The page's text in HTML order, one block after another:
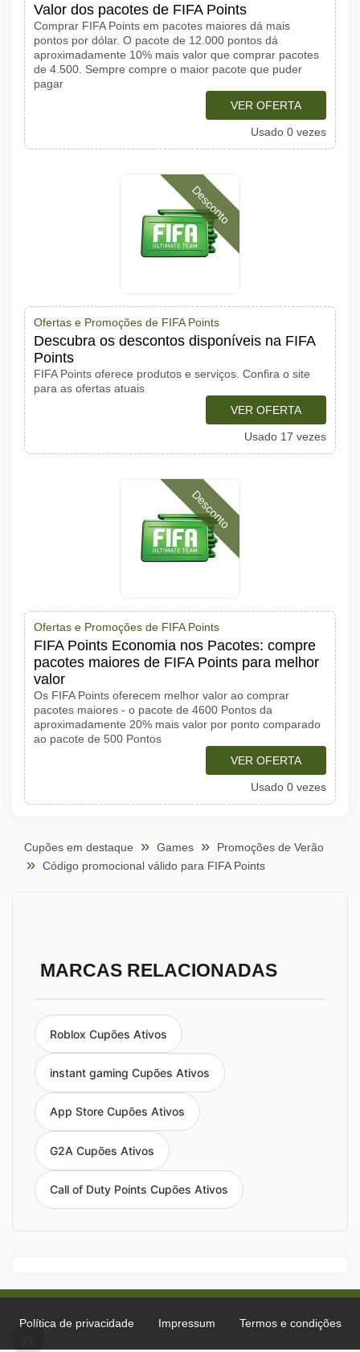
Valor dos pacotes de FIFA Points
Comprar FIFA Points em pacotes maiores dá mais
pontos por dólar. O pacote de 12.000 pontos dá
aproximadamente 10% mais valor que comprar pacotes
de 4.500. Sempre compre o maior pacote que puder
pagar
VER OFERTA
Usado 0 vezes
Desconto
Ofertas e Promoções de FIFA Points
Descubra os descontos disponíveis na FIFA
Points
FIFA Points oferece produtos e serviços. Confira o site
para as ofertas atuais
VER OFERTA
Usado 17 vezes
Desconto
Ofertas e Promoções de FIFA Points
FIFA Points Economia nos Pacotes: compre
pacotes maiores de FIFA Points para melhor
valor
Os FIFA Points oferecem melhor valor ao comprar
pacotes maiores - o pacote de 4600 Pontos da
aproximadamente 20% mais valor por ponto comparado
ao pacote de 500 Pontos
VER OFERTA
Usado 0 vezes
Cupões em destaque Games
Promoções de Verão
Código promocional válido para FIFA Points
MARCAS RELACIONADAS
Roblox Cupões Ativos
instant gaming Cupões Ativos
App Store Cupões Ativos
G2A Cupões Ativos
Call of Duty Points Cupões Ativos
Política de privacidade Impressum Termos e condições